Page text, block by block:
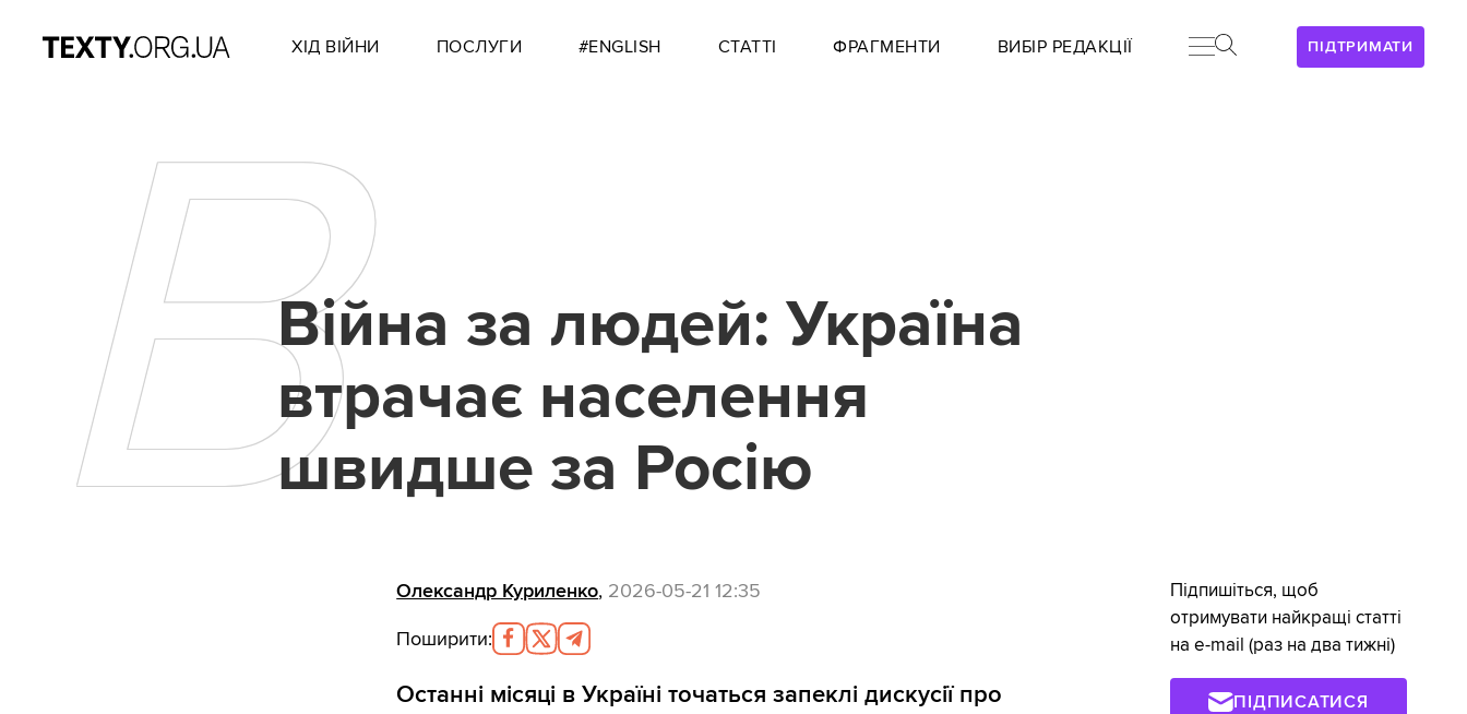
ПІДТРИМАТИ
ХІД ВІЙНИ ПОСЛУГИ #ENGLISH СТАТТІ ФРАГМЕНТИ ВИБІР РЕДАКЦІЇ
ВВійна за людей: Україна
втрачає населення
швидше за Росію
Олександр Куриленко, 2026-05-21 12:35
Поширити:
Останні місяці в Україні точаться запеклі дискусії про
Підпишіться, щоб
отримувати найкращі статті
на e-mail (раз на два тижні)
ПІДПИСАТИСЯ